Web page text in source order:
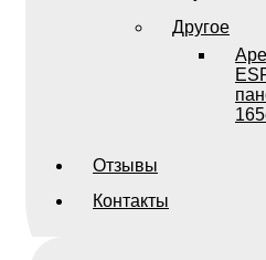
Другое
Отзывы
Контакты